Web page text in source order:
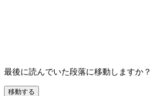
最後に読んでいた段落に移動しますか？
移動する